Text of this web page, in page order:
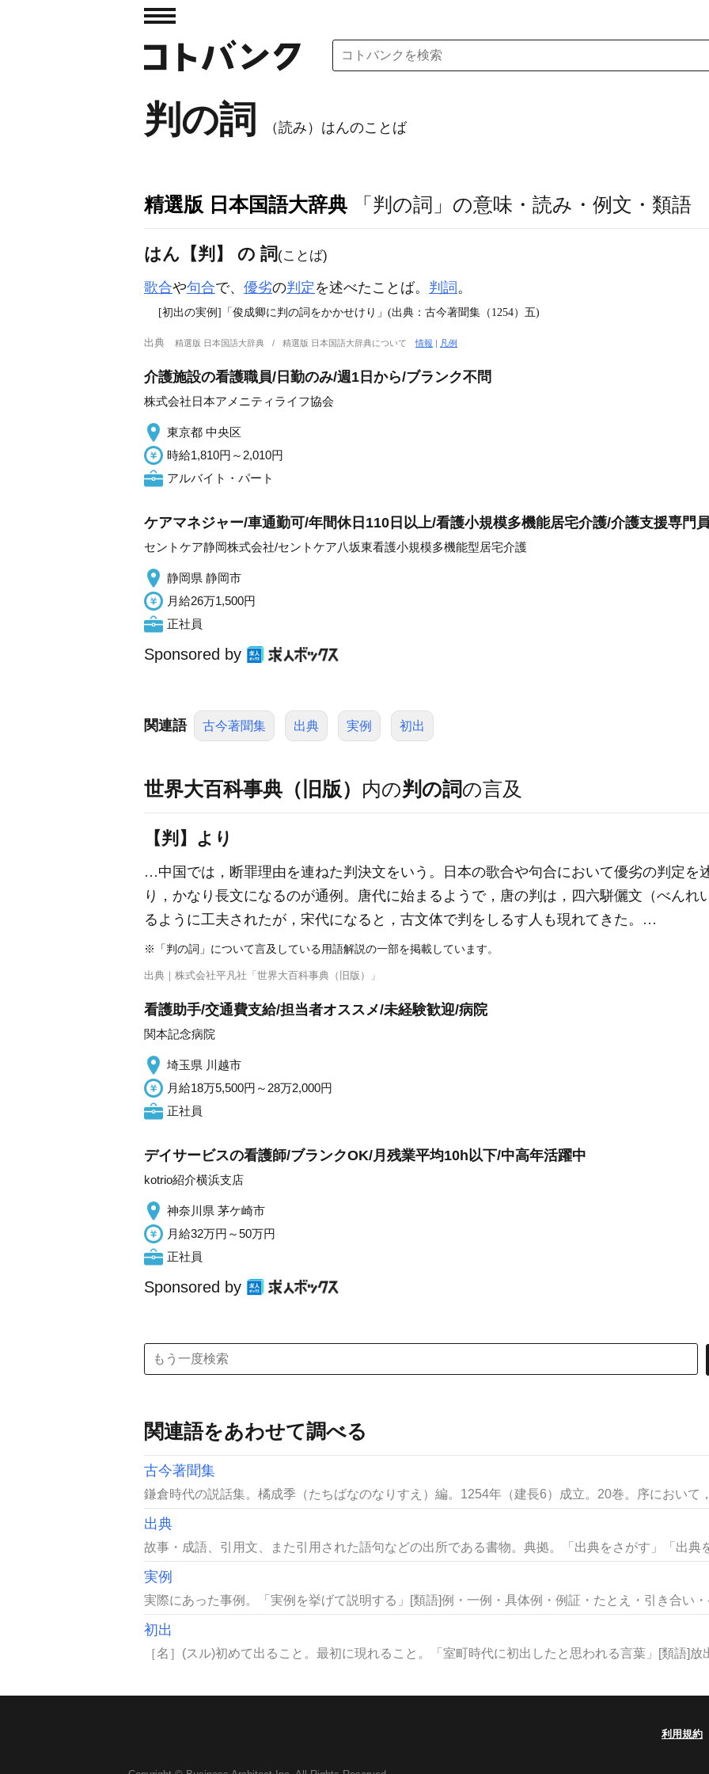
判の詞 （読み）はんのことば
精選版 日本国語大辞典 「判の詞」の意味・読み・例文・類語
はん【判】 の 詞 (ことば)
歌合や句合で、 優劣の判定 を述べたことば。 判詞 。
[初出の実例]「俊成卿に判の詞をかかせけり」(出典：古今著聞集（1254）五)
出典 精選版 日本国語大辞典 精選版 日本国語大辞典について情報 | 凡例
介護施設の看護職員/日勤のみ/週1日から/ブランク不問
株式会社日本アメニティライフ協会
東京都 中央区
時給1,810円～2,010円
アルバイト・パート
ケアマネジャー/車通勤可/年間休日110日以上/看護小規模多機能居宅介護/介護支援専門
セントケア静岡株式会社/セントケア八坂東看護小規模多機能型居宅介護
静岡県 静岡市
月給26万1,500円
正社員
Sponsored by
関連語 古今著聞集 出典 実例 初出
世界大百科事典（旧版） 内の判の詞の言及
【判】より
…中国では，断罪理由を連ねた判決文をいう。日本の歌合や句合において優劣の判定を
り，かなり長文になるのが通例。唐代に始まるようで，唐の判は，四六駢儷文（べんれ
るように工夫されたが，宋代になると，古文体で判をしるす人も現れてきた。…
※「判の詞」について言及している用語解説の一部を掲載しています。
出典｜ 株式会社平凡社「世界大百科事典（旧版）」
看護助手/交通費支給/担当者オススメ/未経験歓迎/病院
関本記念病院
埼玉県 川越市
月給18万5,500円～28万2,000円
正社員
デイサービスの看護師/ブランクOK/月残業平均10h以下/中高年活躍中
kotrio紹介横浜支店
神奈川県 茅ケ崎市
月給32万円～50万円
正社員
Sponsored by
関連語をあわせて調べる
古今著聞集
鎌倉時代の説話集。橘成季（たちばなのなりすえ）編。1254年（建長6）成立。20巻。序において
出典
故事・成語、引用文、また引用された語句などの出所である書物。典拠。「出典をさがす」「出典
実例
実際にあった事例。「実例を挙げて説明する」[類語]例・一例・具体例・例証・たとえ・引き合い
初出
［名］(スル)初めて出ること。最初に現れること。「室町時代に初出したと思われる言葉」[類語]放
利用規約